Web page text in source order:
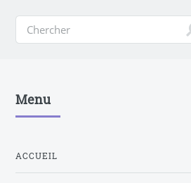
Menu
ACCUEIL